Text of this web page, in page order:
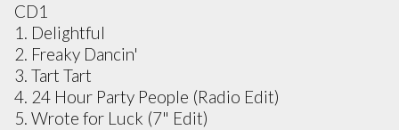
CD1
1. Delightful
2. Freaky Dancin'
3. Tart Tart
4. 24 Hour Party People (Radio Edit)
5. Wrote for Luck (7" Edit)